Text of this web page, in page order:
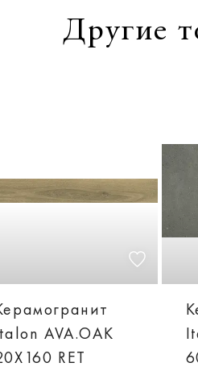
Другие
AVA.OAK
RET